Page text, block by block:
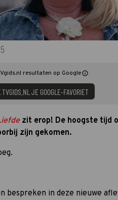
resultaten op Google
TVGIDS.NL JE GOOGLE-FAVORIET
zit erop! De hoogste tijd
zijn gekomen.
bespreken in deze nieuwe